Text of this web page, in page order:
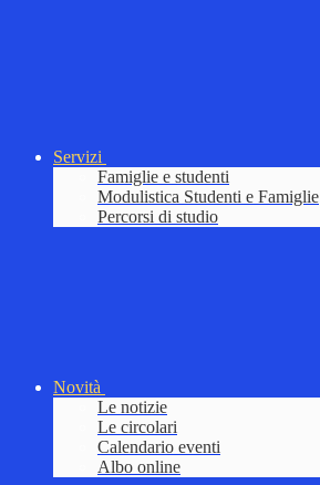
Servizi
Famiglie e studenti
Modulistica Studenti e Famiglie
Percorsi di studio
Novità
Le notizie
Le circolari
Calendario eventi
Albo online